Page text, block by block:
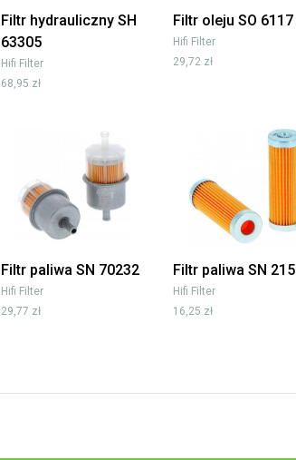
Filtr hydrauliczny SH
63305
Hifi Filter
68,95 zł
Filtr oleju SO 6117
Hifi Filter
29,72 zł
Filtr paliwa SN 70232
Hifi Filter
29,77 zł
Filtr paliwa SN
Hifi Filter
16,25 zł